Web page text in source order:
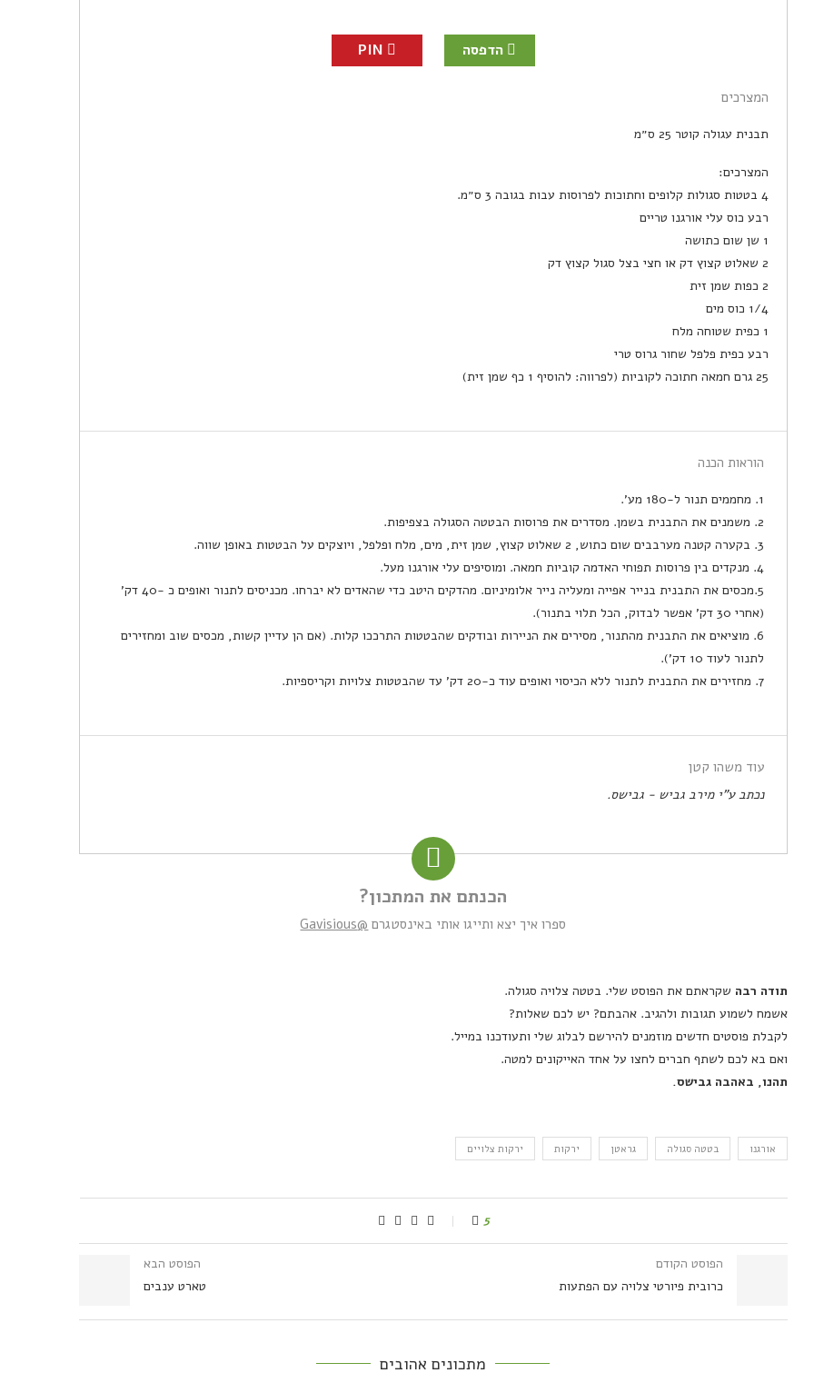
הדפסה
המצרכים
תבנית עגולה קוטר 25 ס״מ
המצרכים:
4 בטטות סגולות קלופים וחתוכות לפרוסות עבות בגובה 3 ס״מ.
רבע כוס עלי אורגנו טריים
1 שן שום כתושה
2 שאלוט קצוץ דק או חצי בצל סגול קצוץ דק
2 כפות שמן זית
1/4 כוס מים
1 כפית שטוחה מלח
רבע כפית פלפל שחור גרוס טרי
25 גרם חמאה חתוכה לקוביות (לפרווה: להוסיף 1 כף שמן זית)
הוראות הכנה
1. מחממים תנור ל-180 מע'.
2. משמנים את התבנית בשמן. מסדרים את פרוסות הבטטה הסגולה בצפיפות.
3. בקערה קטנה מערבבים שום כתוש, 2 שאלוט קצוץ, שמן זית, מים, מלח ופלפל, ויוצקים על הבטטות באופן שווה.
4. מנקדים בין פרוסות תפוחי האדמה קוביות חמאה. ומוסיפים עלי אורגנו מעל.
5.מכסים את התבנית בנייר אפייה ומעליה נייר אלומיניום. מהדקים היטב כדי שהאדים לא יברחו.
מכניסים לתנור ואופים כ -40 דק'
(אחרי 30 דק' אפשר לבדוק, הכל תלוי בתנור).
6. מוציאים את התבנית מהתנור, מסירים את הניירות ובודקים שהבטטות התרככו קלות. (אם הן עדיין קשות, מכסים שוב ומחזירים
לתנור לעוד 10 דק').
7. מחזירים את התבנית לתנור ללא הכיסוי ואופים עוד כ-20 דק' עד שהבטטות צלויות וקריספיות.
עוד משהו קטן
נכתב ע"י מירב גביש - גבישס.
הכנתם את המתכון?
ספרו איך יצא ותייגו אותי באינסטגרם @Gavisious
תודה רבה שקראתם את הפוסט שלי. בטטה צלויה סגולה.
אשמח לשמוע תגובות ולהגיב. אהבתם? יש לכם שאלות?
לקבלת פוסטים חדשים מוזמנים להירשם לבלוג שלי ותעודכנו במייל.
ואם בא לכם לשתף חברים לחצו על אחד האייקונים למטה.
תהנו, באהבה גבישס.
אורגנו בטטה סגולה גראטן ירקות ירקות צלויים
5
הפוסט הבא
טארט ענבים
הפוסט הקודם
כרובית פיורטי צלויה עם הפתעות
מתכונים אהובים